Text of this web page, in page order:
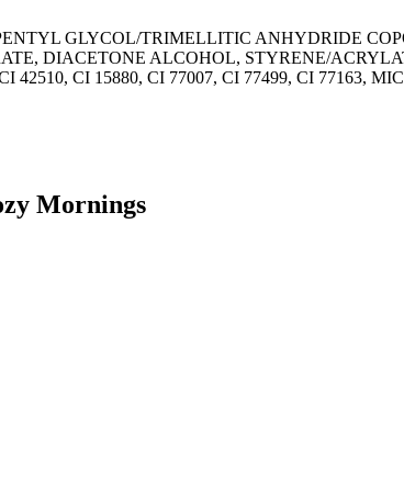
GLYCOL/TRIMELLITIC ANHYDRIDE
DIACETONE ALCOHOL, STYRENE/
CI 15880, CI 77007, CI 77499, CI 77163,
Mornings